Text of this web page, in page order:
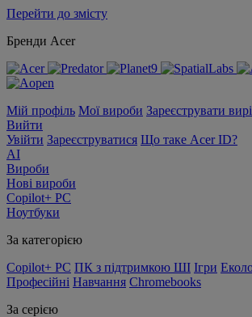
Перейти до змісту
Бренди Acer
Мій профіль Мої вироби Зареєструвати
Вийти
Увійти Зареєструватися Що таке Acer ID?
AI
Вироби
Нові вироби
Copilot+ PC
Ноутбуки
За категорією
Copilot+ PC ПК з підтримкою ШІ Ігри
Професійні Навчання Chromebooks
За серією